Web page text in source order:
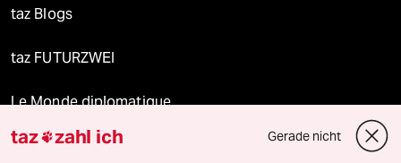
taz Blogs
taz FUTURZWEI
Le Monde diplomatique
taz Archiv
taz zahl ich Gerade nicht